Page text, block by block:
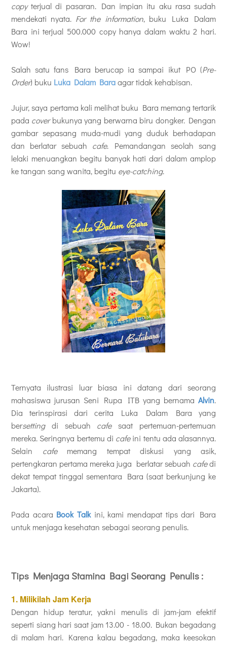
copyterjual di pasaran. Dan impian itu aku rasa sudah
mendekati nyata. For the information, buku Luka Dalam
Bara ini terjual 500.000 copy hanya dalam waktu 2 hari.
Wow!
Salah satu fans Bara berucap ia sampai ikut PO (Pre-
Order) buku Luka Dalam Baraagar tidak kehabisan.
Jujur, saya pertama kali melihat buku Bara memang tertarik
pada coverbukunya yang berwarna biru dongker. Dengan
gambar sepasang muda-mudi yang duduk berhadapan
dan berlatar sebuah cafe. Pemandangan seolah sang
lelaki menuangkan begitu banyak hati dari dalam amplop
ke tangan sang wanita, begitu eye-catching.
Ternyata ilustrasi luar biasa ini datang dari seorang
mahasiswa jurusan Seni Rupa ITB yang bernama Alvin.
Dia terinspirasi dari cerita Luka Dalam Bara yang
bersettingdi sebuah cafesaat pertemuan-pertemuan
mereka. Seringnya bertemu di cafeini tentu ada alasannya.
Selain cafe memang tempat diskusi yang asik,
pertengkaran pertama mereka juga berlatar sebuah cafedi
dekat tempat tinggal sementara Bara (saat berkunjung ke
Jakarta).
Pada acara Book Talkini, kami mendapat tips dari Bara
untuk menjaga kesehatan sebagai seorang penulis.
Tips Menjaga Stamina Bagi Seorang Penulis :
1. Milikilah Jam Kerja
Dengan hidup teratur, yakni menulis di jam-jam efektif
seperti siang hari saat jam 13.00 - 18.00. Bukan begadang
di malam hari. Karena kalau begadang, maka keesokan